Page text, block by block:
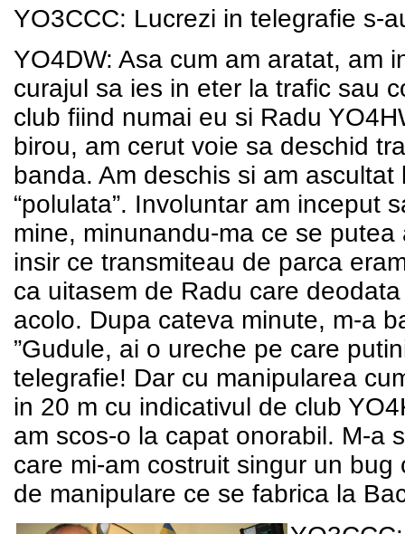
YO3CCC: Lucrezi in telegrafie s-
YO4DW: Asa cum am aratat, am
curajul sa ies in eter la trafic sau
club fiind numai eu si Radu
birou, am cerut voie sa deschid
banda. Am deschis si am
“polulata”. Involuntar am inceput
mine, minunandu-ma ce se
insir ce transmiteau de parca
ca uitasem de Radu care
acolo. Dupa cateva minute, m-a
”Gudule, ai o ureche pe care
telegrafie! Dar cu manipularea
in 20 m cu indicativul de club
am scos-o la capat onorabil. M-a
care mi-am costruit singur un
de manipulare ce se fabrica la